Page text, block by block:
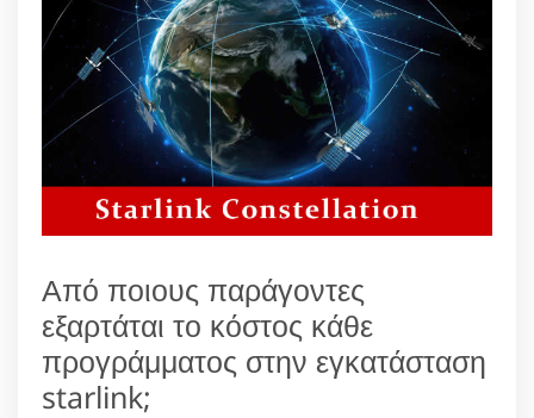
Από ποιους παράγοντες
εξαρτάται το κόστος κάθε
προγράμματος στην εγκατάσταση
starlink;